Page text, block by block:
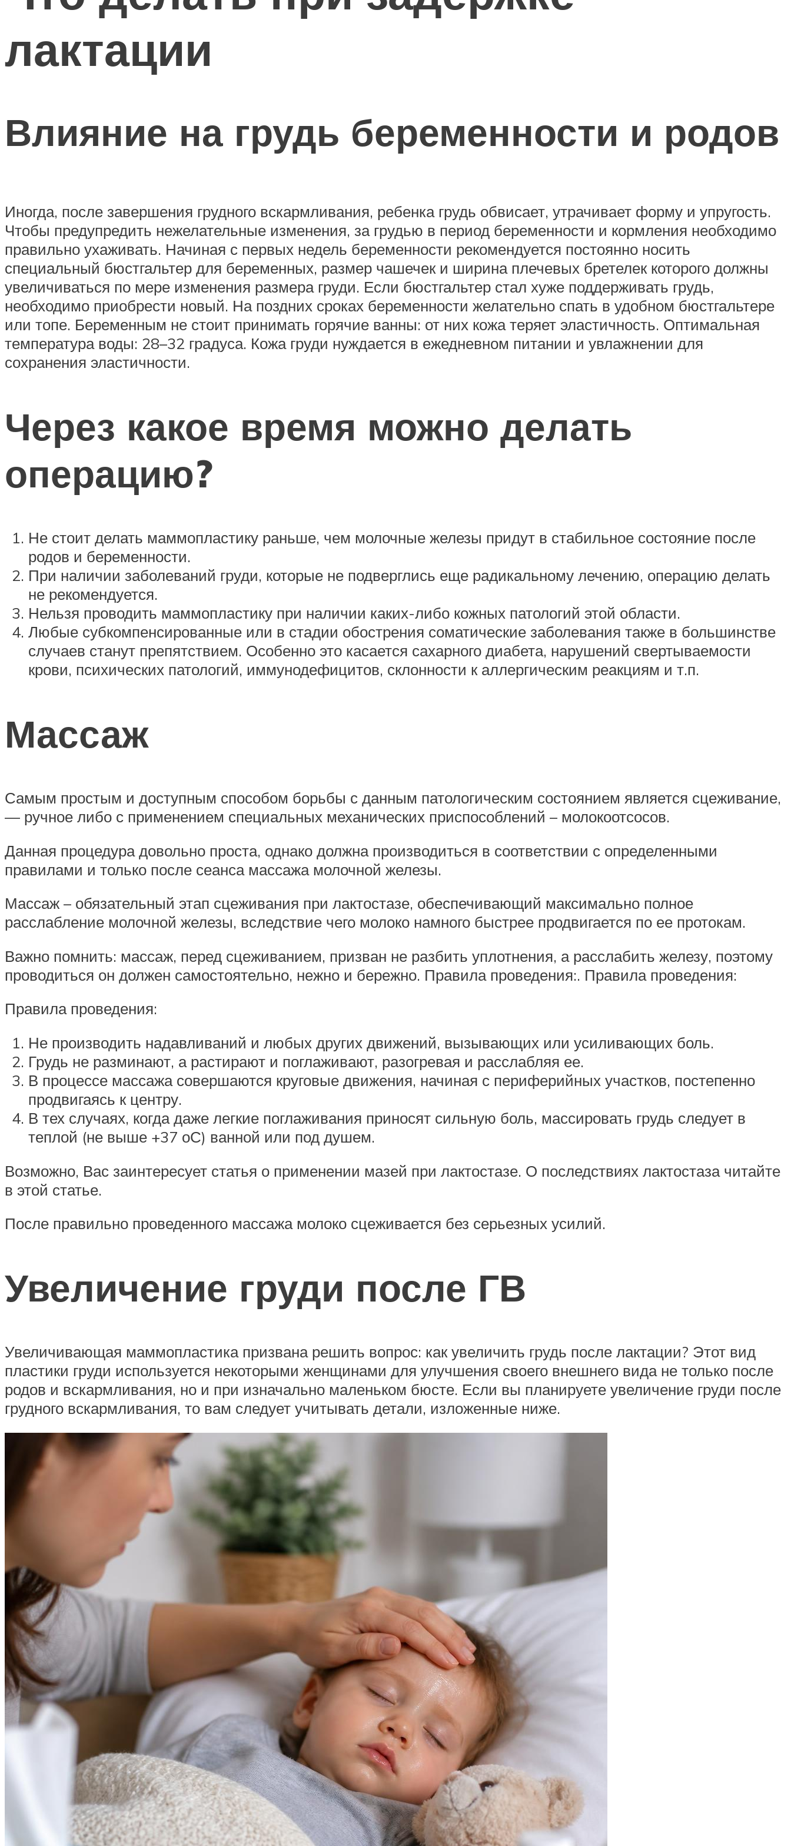
лактации
Влияние на грудь беременности и родов
Иногда, после завершения грудного вскармливания, ребенка грудь обвисает, утрачивает форму и упругость.
Чтобы предупредить нежелательные изменения, за грудью в период беременности и кормления необходимо
правильно ухаживать. Начиная с первых недель беременности рекомендуется постоянно носить
специальный бюстгальтер для беременных, размер чашечек и ширина плечевых бретелек которого должны
увеличиваться по мере изменения размера груди. Если бюстгальтер стал хуже поддерживать грудь,
необходимо приобрести новый. На поздних сроках беременности желательно спать в удобном бюстгальтере
или топе. Беременным не стоит принимать горячие ванны: от них кожа теряет эластичность. Оптимальная
температура воды: 28–32 градуса. Кожа груди нуждается в ежедневном питании и увлажнении для
сохранения эластичности.
Через какое время можно делать
операцию?
Не стоит делать маммопластику раньше, чем молочные железы придут в стабильное состояние после
родов и беременности.
При наличии заболеваний груди, которые не подверглись еще радикальному лечению, операцию делать
не рекомендуется.
Нельзя проводить маммопластику при наличии каких-либо кожных патологий этой области.
Любые субкомпенсированные или в стадии обострения соматические заболевания также в большинстве
случаев станут препятствием. Особенно это касается сахарного диабета, нарушений свертываемости
крови, психических патологий, иммунодефицитов, склонности к аллергическим реакциям и т.п.
Массаж
Самым простым и доступным способом борьбы с данным патологическим состоянием является сцеживание,
— ручное либо с применением специальных механических приспособлений – молокоотсосов.
Данная процедура довольно проста, однако должна производиться в соответствии с определенными
правилами и только после сеанса массажа молочной железы.
Массаж – обязательный этап сцеживания при лактостазе, обеспечивающий максимально полное
расслабление молочной железы, вследствие чего молоко намного быстрее продвигается по ее протокам.
Важно помнить: массаж, перед сцеживанием, призван не разбить уплотнения, а расслабить железу, поэтому
проводиться он должен самостоятельно, нежно и бережно. Правила проведения:. Правила проведения:
Правила проведения:
Не производить надавливаний и любых других движений, вызывающих или усиливающих боль.
Грудь не разминают, а растирают и поглаживают, разогревая и расслабляя ее.
В процессе массажа совершаются круговые движения, начиная с периферийных участков, постепенно
продвигаясь к центру.
В тех случаях, когда даже легкие поглаживания приносят сильную боль, массировать грудь следует в
теплой (не выше +37 оС) ванной или под душем.
Возможно, Вас заинтересует статья о применении мазей при лактостазе. О последствиях лактостаза читайте
в этой статье.
После правильно проведенного массажа молоко сцеживается без серьезных усилий.
Увеличение груди после ГВ
Увеличивающая маммопластика призвана решить вопрос: как увеличить грудь после лактации? Этот вид
пластики груди используется некоторыми женщинами для улучшения своего внешнего вида не только после
родов и вскармливания, но и при изначально маленьком бюсте. Если вы планируете увеличение груди после
грудного вскармливания, то вам следует учитывать детали, изложенные ниже.